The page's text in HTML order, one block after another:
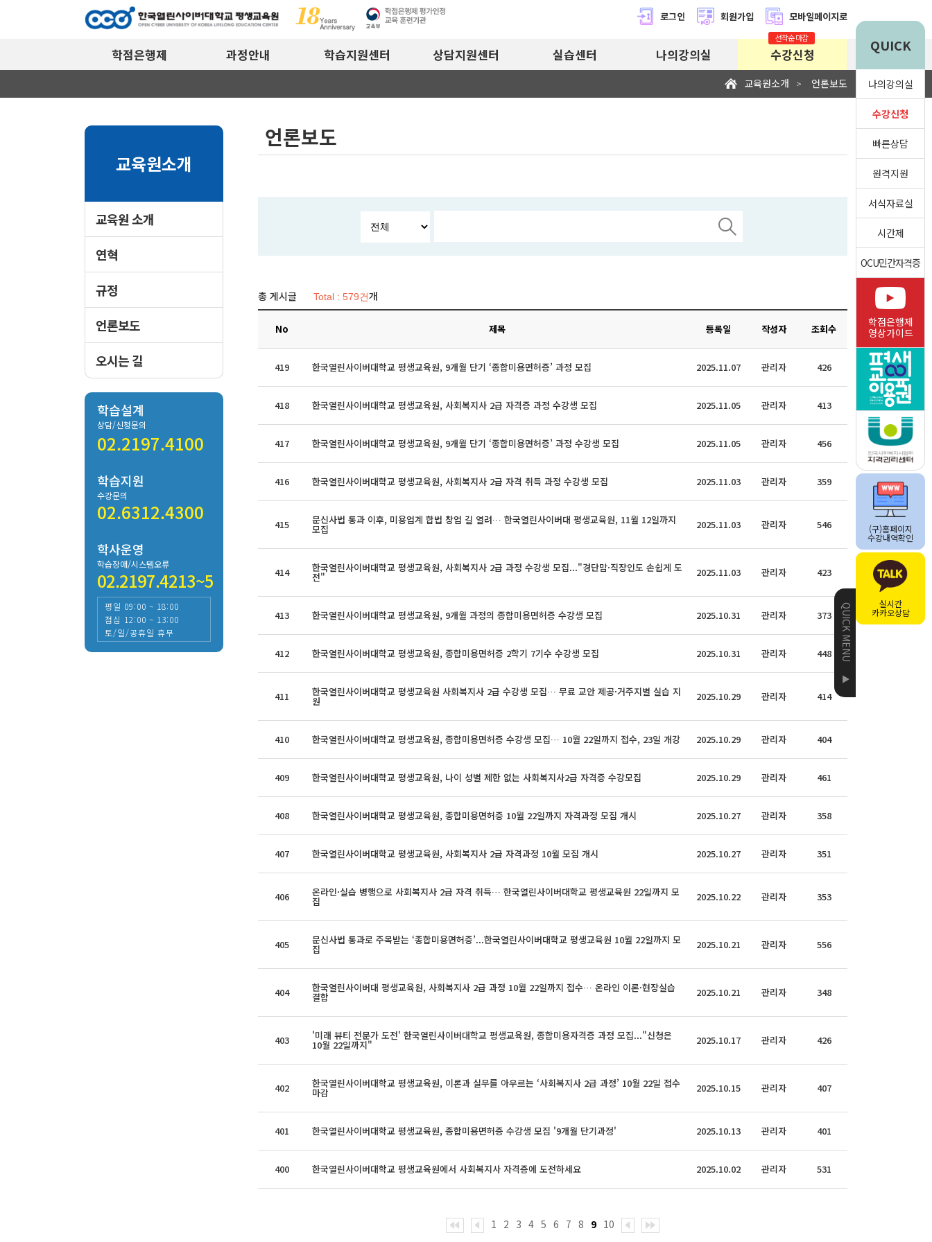
로그인 회원가입 모바일페이지로
학점은행제 과정안내 학습지원센터 상담지원센터 실습센터 나의강의실
선착순 마감
수강신청
교육원소개 > 언론보도
교육원소개
교육원 소개
연혁
규정
언론보도
오시는 길
학습설계
상담/신청문의
02.2197.4100
학습지원
수강문의
02.6312.4300
학사운영
학습장애/시스템오류
02.2197.4213~5
평일 09:00 ~ 18:00
점심 12:00 ~ 13:00
토/일/공휴일 휴무
언론보도
총 게시글 Total : 579건개
No 제목 등록일 작성자 조회수
419 한국열린사이버대학교 평생교육원, 9개월 단기 ‘종합미용면허증’ 과정 모집 2025.11.07 관리자 426
418 한국열린사이버대학교 평생교육원, 사회복지사 2급 자격증 과정 수강생 모집 2025.11.05 관리자 413
417 한국열린사이버대학교 평생교육원, 9개월 단기 ‘종합미용면허증’ 과정 수강생 모집 2025.11.05 관리자 456
416 한국열린사이버대학교 평생교육원, 사회복지사 2급 자격 취득 과정 수강생 모집 2025.11.03 관리자 359
415 문신사법 통과 이후, 미용업계 합법 창업 길 열려… 한국열린사이버대 평생교육원, 11월 12일까지
모집 2025.11.03 관리자 546
414 한국열린사이버대학교 평생교육원, 사회복지사 2급 과정 수강생 모집..."경단맘·직장인도 손쉽게 도
전" 2025.11.03 관리자 423
413 한국열린사이버대학교 평생교육원, 9개월 과정의 종합미용면허증 수강생 모집 2025.10.31 관리자 373
412 한국열린사이버대학교 평생교육원, 종합미용면허증 2학기 7기수 수강생 모집 2025.10.31 관리자 448
411 한국열린사이버대학교 평생교육원 사회복지사 2급 수강생 모집… 무료 교안 제공·거주지별 실습 지
원 2025.10.29 관리자 414
410 한국열린사이버대학교 평생교육원, 종합미용면허증 수강생 모집… 10월 22일까지 접수, 23일 개강 2025.10.29 관리자 404
409 한국열린사이버대학교 평생교육원, 나이 성별 제한 없는 사회복지사2급 자격증 수강모집 2025.10.29 관리자 461
408 한국열린사이버대학교 평생교육원, 종합미용면허증 10월 22일까지 자격과정 모집 개시 2025.10.27 관리자 358
407 한국열린사이버대학교 평생교육원, 사회복지사 2급 자격과정 10월 모집 개시 2025.10.27 관리자 351
406 온라인·실습 병행으로 사회복지사 2급 자격 취득… 한국열린사이버대학교 평생교육원 22일까지 모
집 2025.10.22 관리자 353
405 문신사법 통과로 주목받는 ‘종합미용면허증’...한국열린사이버대학교 평생교육원 10월 22일까지 모
집 2025.10.21 관리자 556
404 한국열린사이버대 평생교육원, 사회복지사 2급 과정 10월 22일까지 접수… 온라인 이론·현장실습
결합 2025.10.21 관리자 348
403 '미래 뷰티 전문가 도전' 한국열린사이버대학교 평생교육원, 종합미용자격증 과정 모집..."신청은
10월 22일까지" 2025.10.17 관리자 426
402 한국열린사이버대학교 평생교육원, 이론과 실무를 아우르는 ‘사회복지사 2급 과정’ 10월 22일 접수
마감 2025.10.15 관리자 407
401 한국열린사이버대학교 평생교육원, 종합미용면허증 수강생 모집 '9개월 단기과정' 2025.10.13 관리자 401
400 한국열린사이버대학교 평생교육원에서 사회복지사 자격증에 도전하세요 2025.10.02 관리자 531
1 2 3 4 5 6 7 8 9 10
QUICK
나의강의실
수강신청
빠른상담
원격지원
서식자료실
시간제
OCU민간자격증
학점은행제
영상가이드
(구)홈페이지
수강내역확인
실시간
카카오상담
QUICK MENU
▲